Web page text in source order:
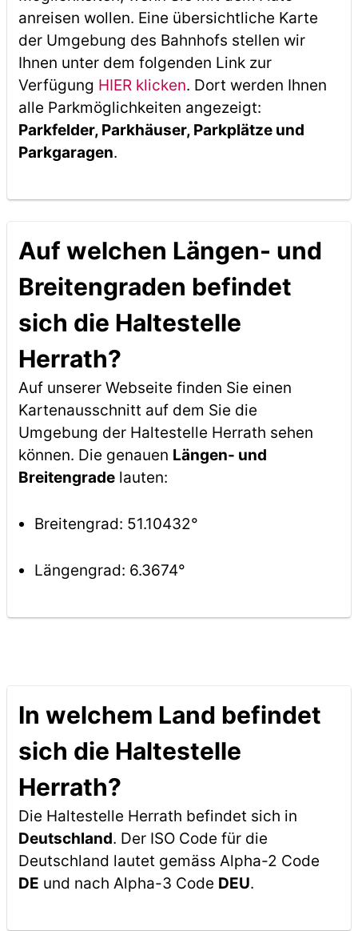
anreisen wollen. Eine übersichtliche Karte
der Umgebung des Bahnhofs stellen wir
Ihnen unter dem folgenden Link zur
Verfügung HIER klicken. Dort werden Ihnen
alle Parkmöglichkeiten angezeigt:
Parkfelder, Parkhäuser, Parkplätze und
Parkgaragen.
Auf welchen Längen- und
Breitengraden befindet
sich die Haltestelle
Herrath?
Auf unserer Webseite finden Sie einen
Kartenausschnitt auf dem Sie die
Umgebung der Haltestelle Herrath sehen
können. Die genauen Längen- und
Breitengradelauten:
Breitengrad: 51.10432°
Längengrad: 6.3674°
In welchem Land befindet
sich die Haltestelle
Herrath?
Die Haltestelle Herrath befindet sich in
Deutschland. Der ISO Code für die
Deutschland lautet gemäss Alpha-2 Code
DE und nach Alpha-3 Code DEU.